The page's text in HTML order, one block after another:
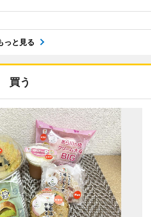
っと見る
買う